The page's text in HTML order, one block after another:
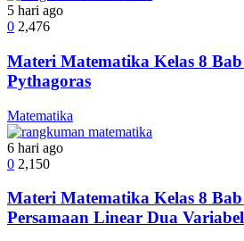
5 hari ago
0 2,476
Materi Matematika Kelas 8 Bab
Pythagoras
Matematika
6 hari ago
0 2,150
Materi Matematika Kelas 8 Bab
Persamaan Linear Dua Variabel